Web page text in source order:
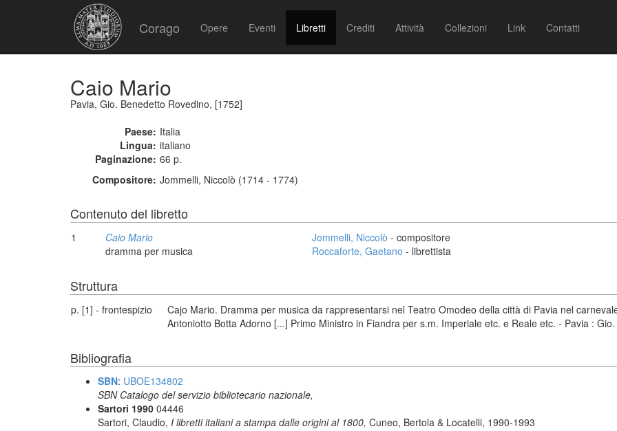
Corago Opere Eventi Libretti Crediti Attività Collezioni Link Contatti
Caio Mario
Pavia, Gio. Benedetto Rovedino, [1752]
Paese: Italia
Lingua: italiano
Paginazione: 66 p.
Compositore: Jommelli, Niccolò (1714 - 1774)
Contenuto del libretto
1
Caio Mario
dramma per musica
Jommelli, Niccolò - compositore
Roccaforte, Gaetano - librettista
Struttura
p. [1] - frontespizio
Cajo Mario. Dramma per musica da rappresentarsi nel Teatro Omodeo della città di Pavia nel
Antoniotto Botta Adorno [...] Primo Ministro in Fiandra per s.m. Imperiale etc. e Reale etc. - Pavia :
Bibliografia
SBN: UBOE134802
SBN Catalogo del servizio bibliotecario nazionale,
Sartori 1990 04446
Sartori, Claudio, I libretti italiani a stampa dalle origini al 1800, Cuneo, Bertola & Locatelli, 1990-1993